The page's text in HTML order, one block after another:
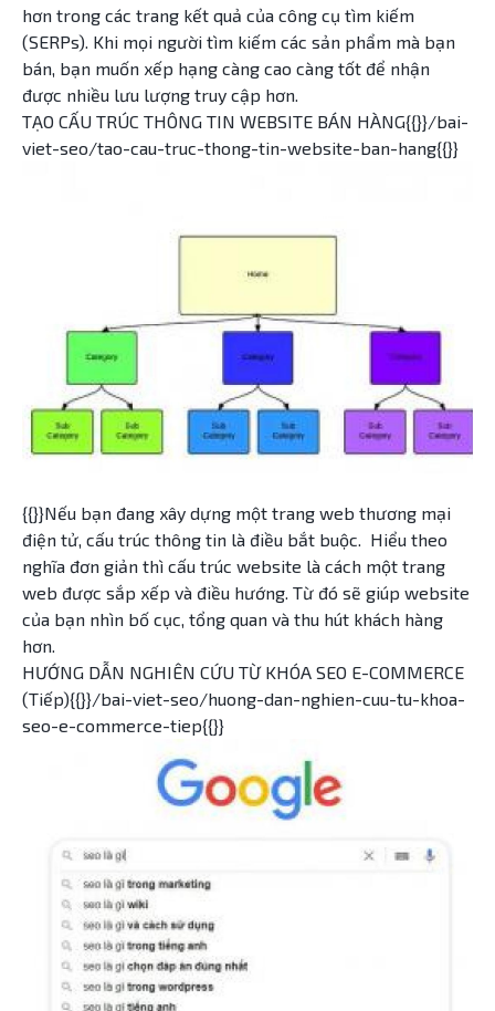
hơn trong các trang kết quả của công cụ tìm kiếm
(SERPs). Khi mọi người tìm kiếm các sản phẩm mà bạn
bán, bạn muốn xếp hạng càng cao càng tốt để nhận
được nhiều lưu lượng truy cập hơn.
TẠO CẤU TRÚC THÔNG TIN WEBSITE BÁN HÀNG{{}}/bai-
viet-seo/tao-cau-truc-thong-tin-website-ban-hang{{}}
{{}}Nếu bạn đang xây dựng một trang web thương mại
điện tử, cấu ​​trúc thông tin là điều bắt buộc. Hiểu theo
nghĩa đơn giản thì cấu trúc website là cách một trang
web được sắp xếp và điều hướng. Từ đó sẽ giúp website
của bạn nhìn bố cục, tổng quan và thu hút khách hàng
hơn.
HƯỚNG DẪN NGHIÊN CỨU TỪ KHÓA SEO E-COMMERCE
(Tiếp){{}}/bai-viet-seo/huong-dan-nghien-cuu-tu-khoa-
seo-e-commerce-tiep{{}}